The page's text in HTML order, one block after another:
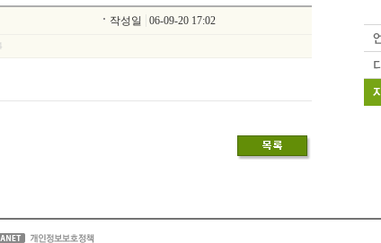
작성일 06-09-20 17:02